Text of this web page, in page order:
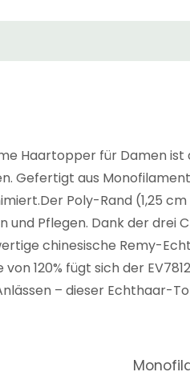
Haartopper für Damen
Gefertigt aus
Poly-Rand (1,25
und Pflegen. Dank der drei
chinesische Remy-
120% fügt sich der
– dieser Echthaar-